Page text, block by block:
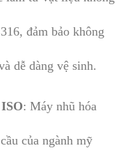
đảm bảo không
dễ dàng vệ sinh.
: Máy nhũ hóa
của ngành mỹ